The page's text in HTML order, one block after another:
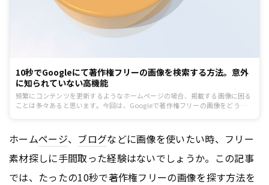
10秒でGoogleにて著作権フリーの画像を検索する方法。意外
に知られていない高機能
頻繁にコンテンツを更新するようなホームページの場合、掲載する画像に困る
ことは多々あると思います。今回は、Googleで著作権フリーの画像をどうや
ホームページ、 ブログなどに画像を使いたい時、フリー
素材探しに手間取った経験はないでしょうか。この記事
では、たったの10秒で著作権フリーの画像を探す方法を